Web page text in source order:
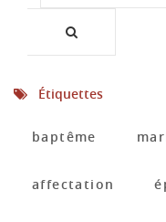
Étiquettes
baptême
affectation